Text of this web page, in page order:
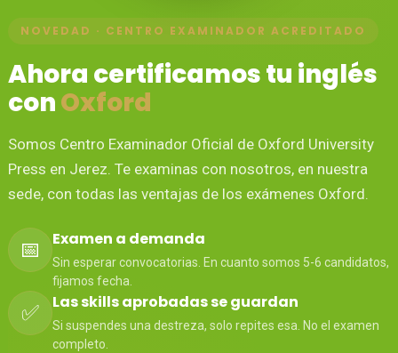
NOVEDAD · CENTRO EXAMINADOR ACREDITADO
Ahora certificamos tu inglés
conOxford
Somos Centro Examinador Oficial de Oxford University
Press en Jerez. Te examinas con nosotros, en nuestra
sede, con todas las ventajas de los exámenes Oxford.
📅 Examen a demanda
Sin esperar convocatorias. En cuanto somos 5-6 candidatos,
fijamos fecha.
✅ Las skills aprobadas se guardan
Si suspendes una destreza, solo repites esa. No el examen
completo.